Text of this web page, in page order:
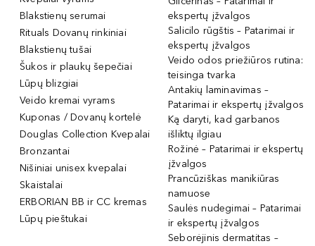
Blakstienų serumai
Rituals Dovanų rinkiniai
Blakstienų tušai
Šukos ir plaukų šepečiai
Lūpų blizgiai
Veido kremai vyrams
Kuponas / Dovanų kortelė
Douglas Collection Kvepalai
Bronzantai
Nišiniai unisex kvepalai
Skaistalai
ERBORIAN BB ir CC kremas
Lūpų pieštukai
ekspertų įžvalgos
Salicilo rūgštis – Patarimai ir
ekspertų įžvalgos
Veido odos priežiūros rutina:
teisinga tvarka
Antakių laminavimas –
Patarimai ir ekspertų įžvalgos
Ką daryti, kad garbanos
išliktų ilgiau
Rožinė – Patarimai ir ekspertų
įžvalgos
Prancūziškas manikiūras
namuose
Saulės nudegimai – Patarimai
ir ekspertų įžvalgos
Seborėjinis dermatitas –